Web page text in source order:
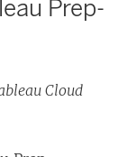
Prep-
Cloud